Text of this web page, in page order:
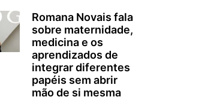
Romana Novais fala
sobre maternidade,
medicina e os
aprendizados de
integrar diferentes
papéis sem abrir
mão de si mesma